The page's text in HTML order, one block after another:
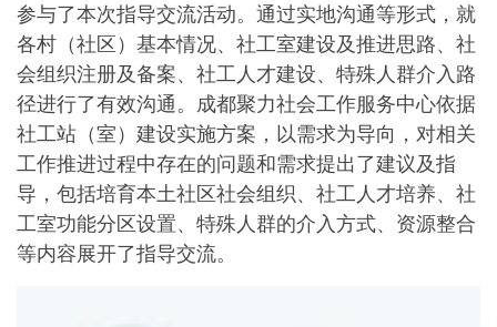
参与了本次指导交流活动。通过实地沟通等形式，就
各村（社区）基本情况、社工室建设及推进思路、社
会组织注册及备案、社工人才建设、特殊人群介入路
径进行了有效沟通。成都聚力社会工作服务中心依据
社工站（室）建设实施方案，以需求为导向，对相关
工作推进过程中存在的问题和需求提出了建议及指
导，包括培育本土社区社会组织、社工人才培养、社
工室功能分区设置、特殊人群的介入方式、资源整合
等内容展开了指导交流。